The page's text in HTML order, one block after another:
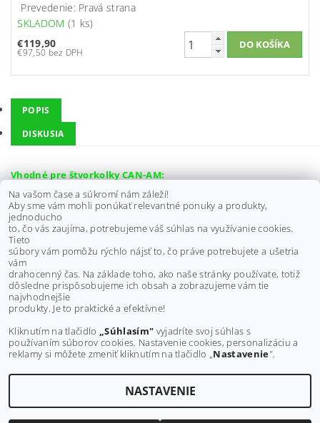
Prevedenie: Pravá strana
SKLADOM (1 ks)
€119,90
€97,50 bez DPH
POPIS
DISKUSIA
Vhodné pre štvorkolky CAN-AM:
Maverick Trail 800R, 18-19
Maverick Trail 800R DPS, 18-19
Maverick Trail 1000, 18-19
Maverick Trail 1000 DPS, 18-19
Výrobca:
Buďte prvý, kto napíše príspevok k tejto položke.
2026 ©MAXMOTO.SK, všetky práva vyhradenéUpraviť nastavenie cookies
Na vašom čase a súkromí nám záleží!
Aby sme vám mohli ponúkať relevantné ponuky a produkty,
jednoducho
to, čo vás zaujíma, potrebujeme váš súhlas na využívanie cookies.
Tieto
súbory vám pomôžu rýchlo nájsť to, čo práve potrebujete a ušetria
vám
drahocenný čas. Na základe toho, ako naše stránky používate, totiž
dôsledne prispôsobujeme ich obsah a zobrazujeme vám tie
najvhodnejšie
produkty. Je to praktické a efektívne!
Kliknutím na tlačidlo „Súhlasím" vyjadríte svoj súhlas s
používaním súborov cookies. Nastavenie cookies, personalizáciu a
reklamy si môžete zmeniť kliknutím na tlačidlo „Nastavenie".
NASTAVENIE